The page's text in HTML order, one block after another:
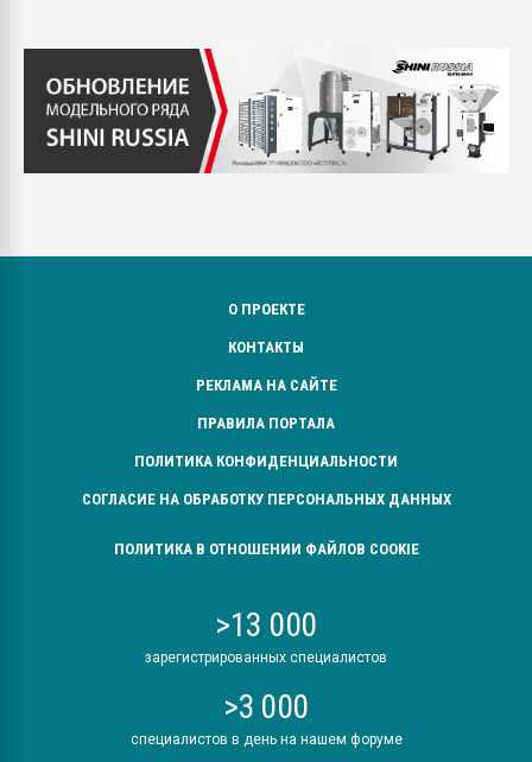
О ПРОЕКТЕ
КОНТАКТЫ
РЕКЛАМА НА САЙТЕ
ПРАВИЛА ПОРТАЛА
ПОЛИТИКА КОНФИДЕНЦИАЛЬНОСТИ
СОГЛАСИЕ НА ОБРАБОТКУ ПЕРСОНАЛЬНЫХ ДАННЫХ
ПОЛИТИКА В ОТНОШЕНИИ ФАЙЛОВ COOKIE
>13 000
зарегистрированных специалистов
>3 000
специалистов в день на нашем форуме